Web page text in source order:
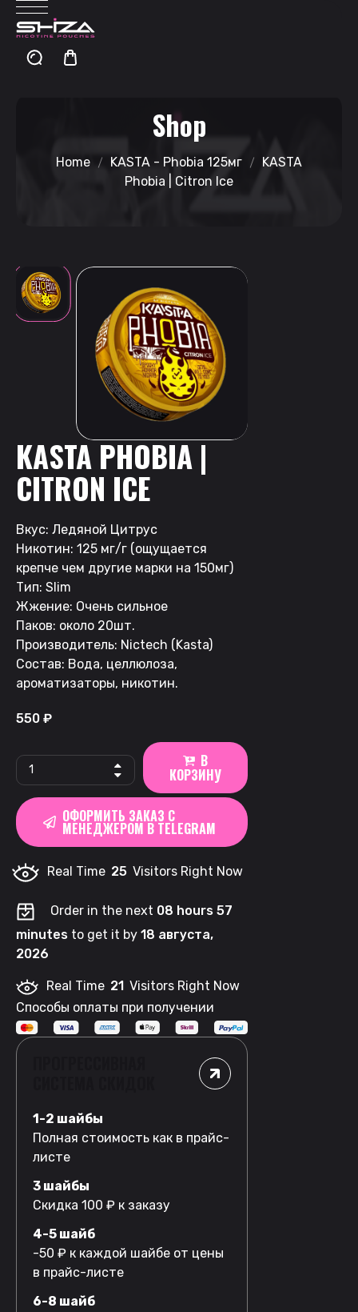
Shop
Home KASTA - Phobia 125мг
KASTA
Phobia | Citron Ice
KASTA PHOBIA |
CITRON ICE
Вкус: Ледяной Цитрус
Никотин: 125 мг/г (ощущается
крепче чем другие марки на 150мг)
Тип: Slim
Жжение: Очень сильное
Паков: около 20шт.
Производитель: Nictech (Kasta)
Состав: Вода, целлюлоза,
ароматизаторы, никотин.
550 ₽
KASTA
Phobia
Citron
Ice
В
КОРЗИНУ
ОФОРМИТЬ ЗАКАЗ С
МЕНЕДЖЕРОМ В TELEGRAM
Real Time 25 Visitors Right Now
Order in the next 08 hours 57
minutes to get it by 18 августа,
2026
Real Time 21 Visitors Right Now
Способы оплаты при получении
1-2 шайбы
Полная стоимость как в прайс-
листе
3 шайбы
Скидка 100 ₽ к заказу
4-5 шайб
-50 ₽ к каждой шайбе от цены
в прайс-листе
6-8 шайб